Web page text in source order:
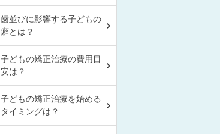
歯並びに影響する子どもの
癖とは？
子どもの矯正治療の費用目
安は？
子どもの矯正治療を始める
タイミングは？